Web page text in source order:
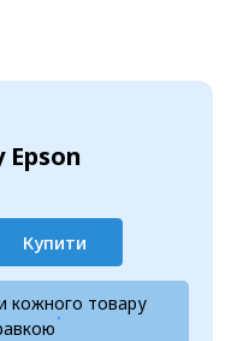
Купити
кожного товару